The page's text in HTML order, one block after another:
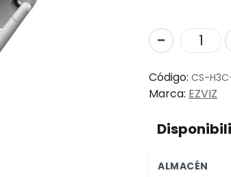
Código: CS-
Marca: EZVIZ
ALMACÉN